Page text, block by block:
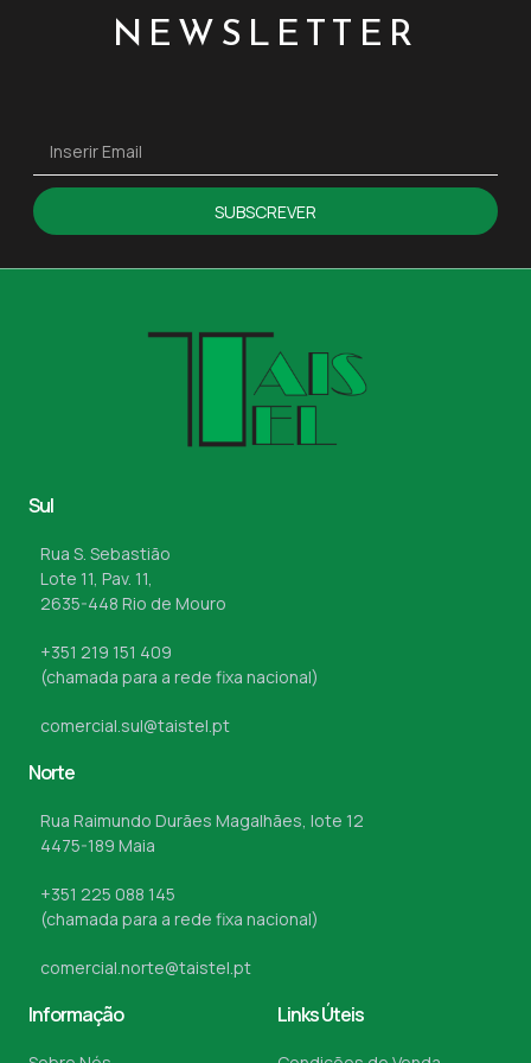
NEWSLETTER
SUBSCREVER
Sul
Rua S. Sebastião
Lote 11, Pav. 11,
2635-448 Rio de Mouro
+351 219 151 409
(chamada para a rede fixa nacional)
comercial.sul@taistel.pt
Norte
Rua Raimundo Durães Magalhães, lote 12
4475-189 Maia
+351 225 088 145
(chamada para a rede fixa nacional)
comercial.norte@taistel.pt
Informação Links Úteis